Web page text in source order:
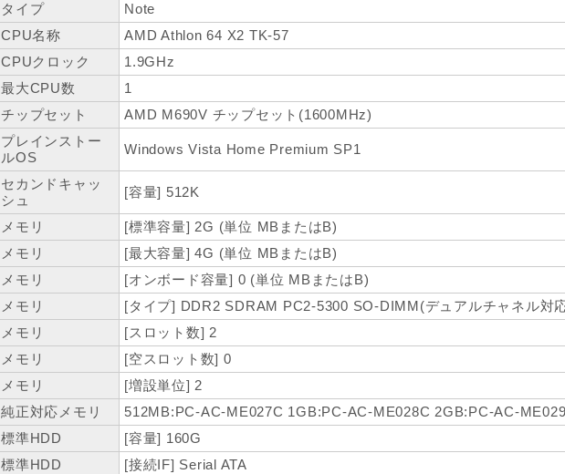
タイプ
Note
CPU名称
AMD Athlon 64 X2 TK-57
CPUクロック
1.9GHz
最大CPU数
1
チップセット
AMD M690V チップセット(1600MHz)
プレインストー
ルOS
Windows Vista Home Premium SP1
セカンドキャッ
シュ
[容量] 512K
メモリ
[標準容量] 2G (単位 MBまたはB)
メモリ
[最大容量] 4G (単位 MBまたはB)
メモリ
[オンボード容量] 0 (単位 MBまたはB)
メモリ
[タイプ] DDR2 SDRAM PC2-5300 SO-DIMM(デュアルチャネル対
メモリ
[スロット数] 2
メモリ
[空スロット数] 0
メモリ
[増設単位] 2
純正対応メモリ
512MB:PC-AC-ME027C 1GB:PC-AC-ME028C 2GB:PC-AC-
標準HDD
[容量] 160G
標準HDD
[接続IF] Serial ATA